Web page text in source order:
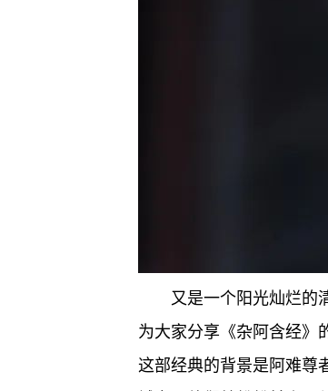
又是一个阳光灿烂的
为大家分享《杂阿含经》
这部经典的背景是阿难尊